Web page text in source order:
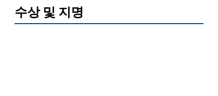
수상 및 지명